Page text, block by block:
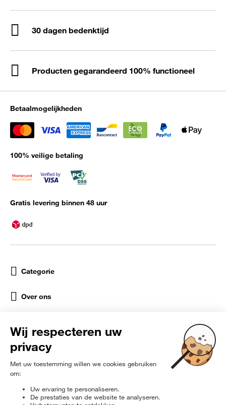
30 dagen bedenktijd
Producten gegarandeerd 100% functioneel
Betaalmogelijkheden
100% veilige betaling
Gratis levering binnen 48 uur
Categorie
Over ons
Sociale netwerken